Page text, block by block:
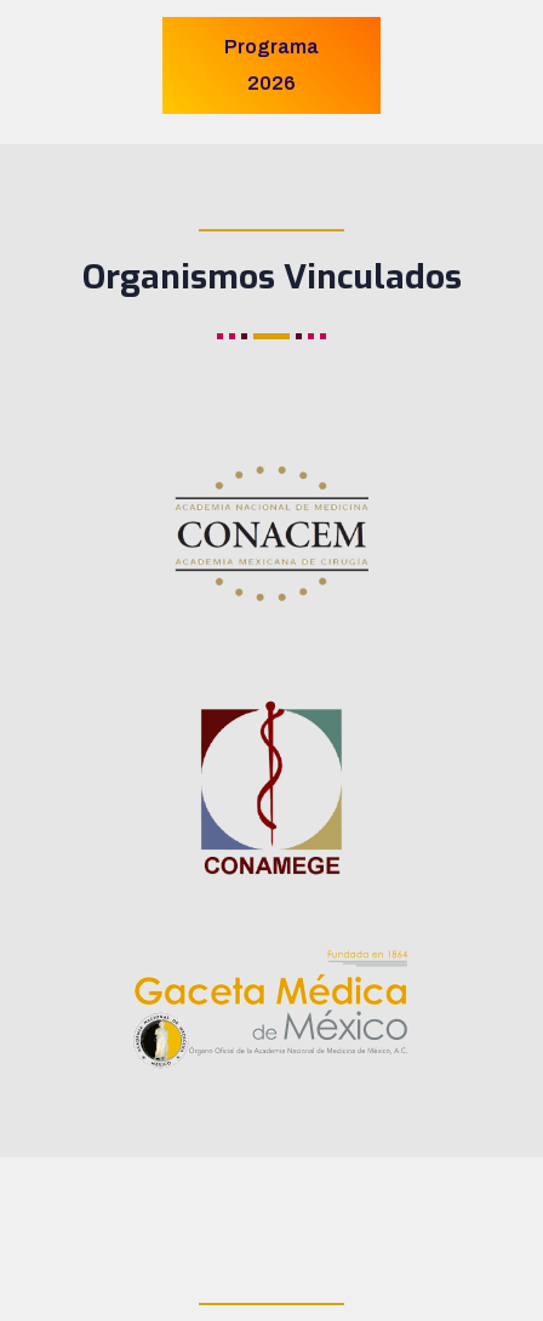
Programa
2026
Organismos Vinculados